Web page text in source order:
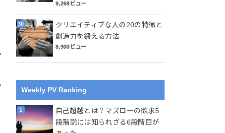
9,269ビュー
クリエイティブな人の20の特徴と
創造力を鍛える方法
8,900ビュー
Weekly PV Ranking
自己超越とは？マズローの欲求5
段階説には知られざる6段階目が